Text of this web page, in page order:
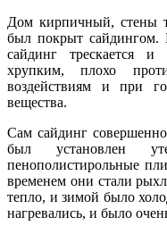
Дом кирпичный, стены
был покрыт сайдингом.
сайдинг трескается и
хрупким, плохо
воздействиям и при
вещества.
Сам сайдинг
был установлен
пенополистирольные
временем они стали
тепло, и зимой было
нагревались, и было